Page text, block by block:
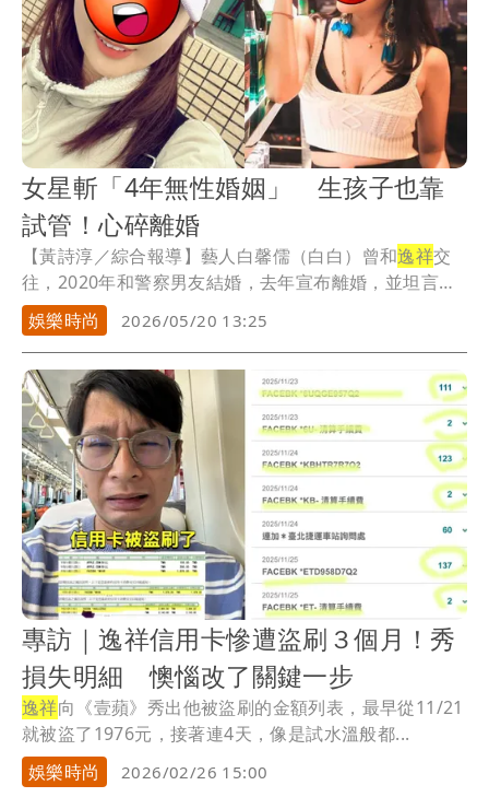
女星斬「4年無性婚姻」 生孩子也靠
試管！心碎離婚
【黃詩淳／綜合報導】藝人白馨儒（白白）曾和逸祥交
往，2020年和警察男友結婚，去年宣布離婚，並坦言
婚...
娛樂時尚 2026/05/20 13:25
專訪｜逸祥信用卡慘遭盜刷３個月！秀
損失明細 懊惱改了關鍵一步
逸祥向《壹蘋》秀出他被盜刷的金額列表，最早從11/21
就被盜了1976元，接著連4天，像是試水溫般都...
娛樂時尚
2026/02/26 15:00